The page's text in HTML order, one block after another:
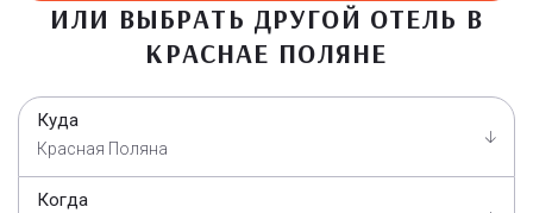
ИЛИ ВЫБРАТЬ ДРУГОЙ ОТЕЛЬ В
КРАСНАЕ ПОЛЯНЕ
Куда
Красная Поляна
Когда